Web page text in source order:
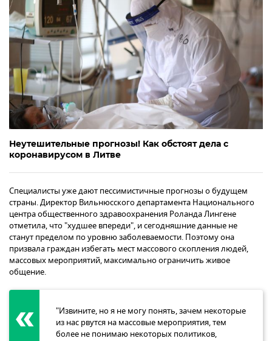
Неутешительные прогнозы! Как обстоят дела с
коронавирусом в Литве
Специалисты уже дают пессимистичные прогнозы о будущем
страны. Директор Вильнюсского департамента Национального
центра общественного здравоохранения Роланда Лингене
отметила, что "худшее впереди", и сегодняшние данные не
станут пределом по уровню заболеваемости. Поэтому она
призвала граждан избегать мест массового скопления людей,
массовых мероприятий, максимально ограничить живое
общение.
"Извините, но я не могу понять, зачем некоторые
из нас рвутся на массовые мероприятия, тем
более не понимаю некоторых политиков,